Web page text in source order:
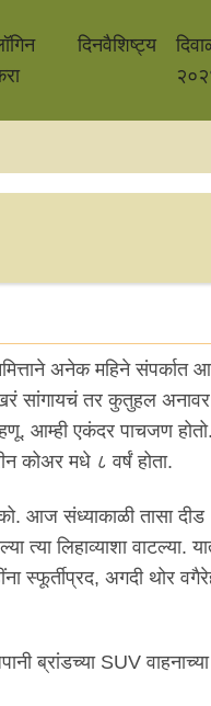
दिनवैशिष्ट्य
अनेक महिने संपर्कात
सांगायचं तर कुतुहल
आम्ही एकंदर पाचजण होतो.
कोअर मधे ८ वर्षं होता.
आज संध्याकाळी तासा दीड
त्या लिहाव्याशा वाटल्या.
स्फूर्तीप्रद, अगदी थोर
ब्रांडच्या SUV वाहनाच्या